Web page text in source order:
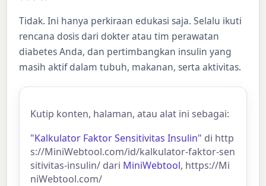
Tidak. Ini hanya perkiraan edukasi saja. Selalu ikuti
rencana dosis dari dokter atau tim perawatan
diabetes Anda, dan pertimbangkan insulin yang
masih aktif dalam tubuh, makanan, serta aktivitas.
Kutip konten, halaman, atau alat ini sebagai:
"Kalkulator Faktor Sensitivitas Insulin" di http
s://MiniWebtool.com/id/kalkulator-faktor-sen
sitivitas-insulin/ dari MiniWebtool, https://Mi
niWebtool.com/